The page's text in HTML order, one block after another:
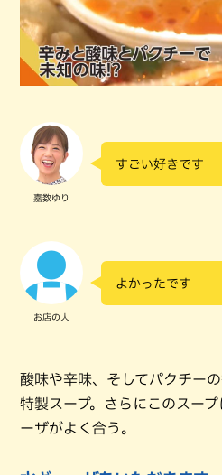
嘉数ゆり
すごい好きです
お店の人
よかったです
酸味や辛味、そしてパクチー
特製スープ。さらにこのスー
ーザがよく合う。